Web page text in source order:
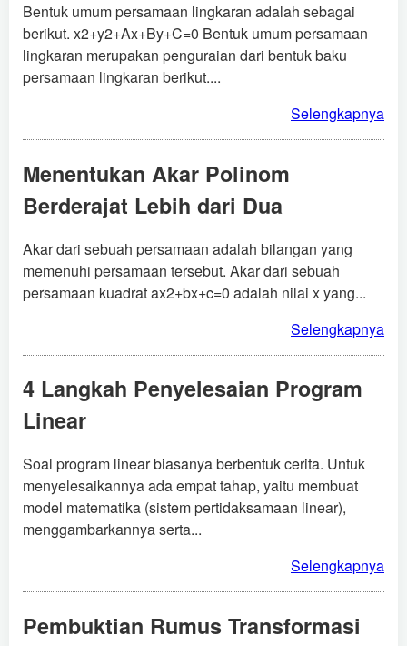
Bentuk umum persamaan lingkaran adalah sebagai
berikut. x2+y2+Ax+By+C=0 Bentuk umum persamaan
lingkaran merupakan penguraian dari bentuk baku
persamaan lingkaran berikut....
Selengkapnya
Menentukan Akar Polinom
Berderajat Lebih dari Dua
Akar dari sebuah persamaan adalah bilangan yang
memenuhi persamaan tersebut. Akar dari sebuah
persamaan kuadrat ax2+bx+c=0 adalah nilai x yang...
Selengkapnya
4 Langkah Penyelesaian Program
Linear
Soal program linear biasanya berbentuk cerita. Untuk
menyelesaikannya ada empat tahap, yaitu membuat
model matematika (sistem pertidaksamaan linear),
menggambarkannya serta...
Selengkapnya
Pembuktian Rumus Transformasi